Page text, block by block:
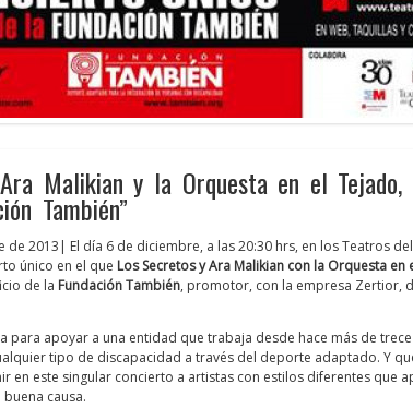
Malikian y la Orquesta en el
También”
2013| El día 6 de diciembre, a las 20:30 hrs, en los Teatros
único en el que Los Secretos y Ara Malikian con la Orquesta en
de la Fundación También, promotor, con la empresa Zertior,
para apoyar a una entidad que trabaja desde hace más de
tipo de discapacidad a través del deporte adaptado. Y
en este singular concierto a artistas con estilos diferentes que
causa.